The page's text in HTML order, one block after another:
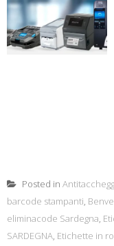
Posted in
barcode stampanti,
eliminacode Sardegna,
SARDEGNA, Etichette in